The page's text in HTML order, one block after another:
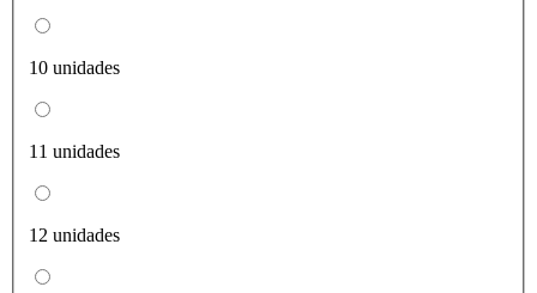
10 unidades
11 unidades
12 unidades